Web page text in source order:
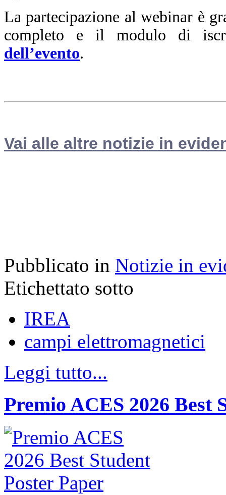
La partecipazione al webinar è
completo e il modulo di
dell’evento.
Vai alle altre notizie in
Pubblicato in Notizie in
Etichettato sotto
IREA
campi elettromagnetici
Leggi tutto...
Premio ACES 2026 Best